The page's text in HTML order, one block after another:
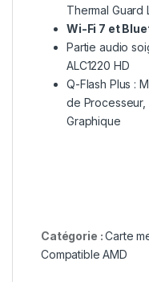
Thermal Guard
Wi-Fi 7 et
Partie audio
ALC1220 HD
Q-Flash Plus :
de
Graphique
Catégorie :Carte
Compatible AMD